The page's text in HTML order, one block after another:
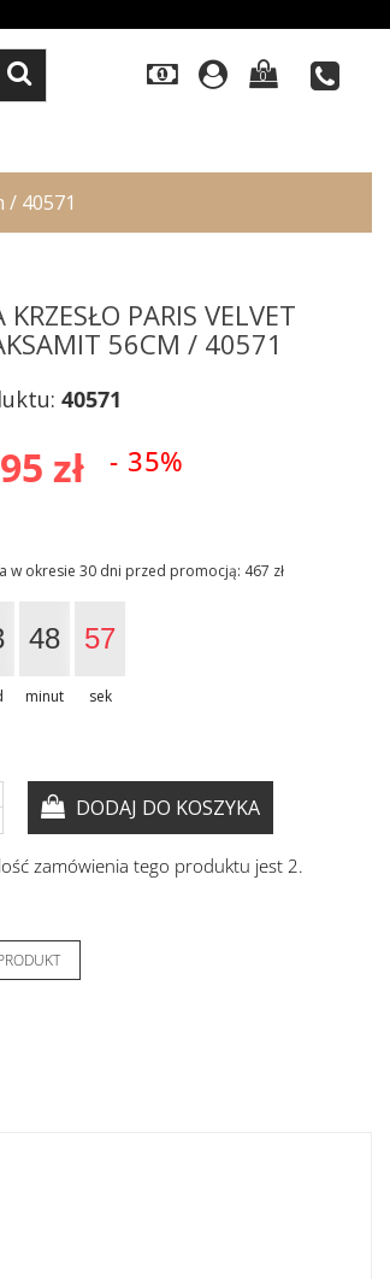
0
/ 40571
KRZESŁO PARIS VELVET
56CM / 40571
40571
zł - 35%
w okresie 30 dni przed promocją: 467 zł
48
minut
56
sek
DODAJ DO KOSZYKA
zamówienia tego produktu jest 2.